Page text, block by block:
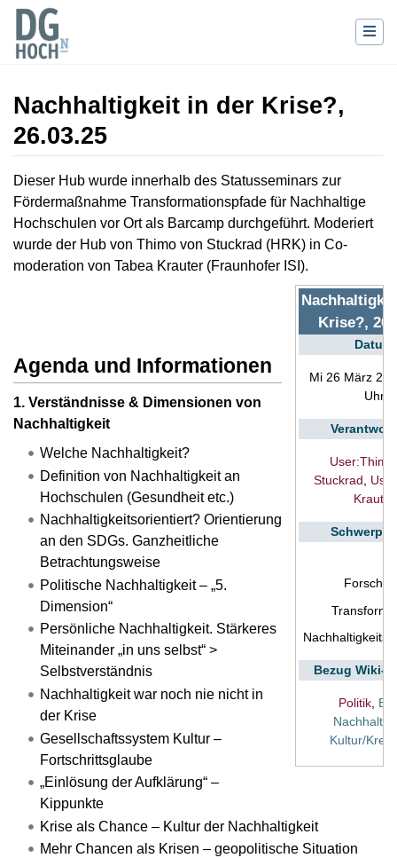
Nachhaltigkeit in der Krise?,
26.03.25
Wechseln zu:Navigation,Suche
Dieser Hub wurde innerhalb des Statusseminars zur
Fördermaßnahme Transformationspfade für Nachhaltige
Hochschulen vor Ort als Barcamp durchgeführt. Moderiert
wurde der Hub von Thimo von Stuckrad (HRK) in Co-
moderation von Tabea Krauter (Fraunhofer ISI).
Krise?,
Datum
Mi 26 März
Uhr
Stuckrad,
Krauter
Bezug Wiki-
Politik,
Kultur/
Agenda und Informationen
1. Verständnisse & Dimensionen von
Nachhaltigkeit
Welche Nachhaltigkeit?
Definition von Nachhaltigkeit an
Hochschulen (Gesundheit etc.)
Nachhaltigkeitsorientiert? Orientierung
an den SDGs. Ganzheitliche
Betrachtungsweise
Politische Nachhaltigkeit – „5.
Dimension“
Persönliche Nachhaltigkeit. Stärkeres
Miteinander „in uns selbst“ >
Selbstverständnis
Nachhaltigkeit war noch nie nicht in
der Krise
Gesellschaftssystem Kultur –
Fortschrittsglaube
„Einlösung der Aufklärung“ –
Kippunkte
Krise als Chance – Kultur der Nachhaltigkeit
Mehr Chancen als Krisen – geopolitische Situation